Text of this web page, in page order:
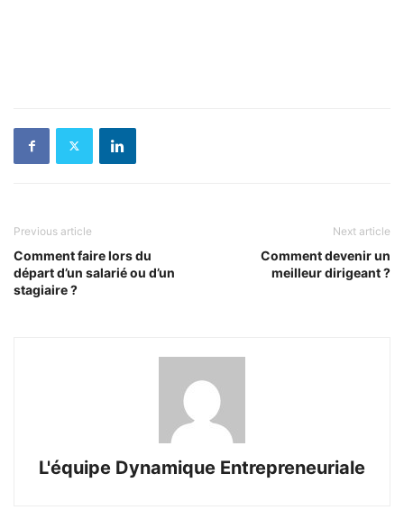
Previous article
Comment faire lors du
départ d’un salarié ou d’un
stagiaire ?
Next article
Comment devenir un
meilleur dirigeant ?
L'équipe Dynamique Entrepreneuriale